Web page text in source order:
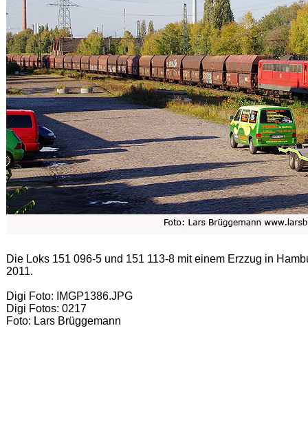
Die Loks 151 096-5 und 151 113-8 mit einem Erzzug in
2011.
Digi Foto: IMGP1386.JPG
Digi Fotos: 0217
Foto: Lars Brüggemann